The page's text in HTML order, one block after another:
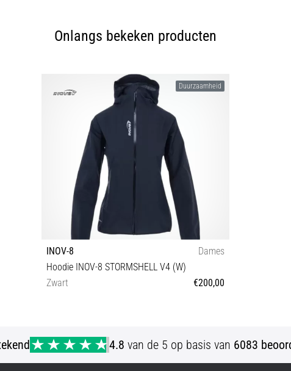
Onlangs bekeken producten
Duurzaamheid
INOV-8
Dames
Hoodie INOV-8 STORMSHELL V4 (W)
Zwart
€200,00
4.8 van de 5 op basis van 6083